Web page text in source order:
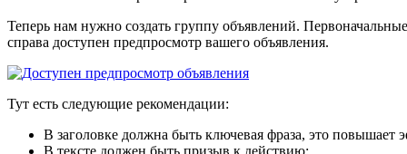
Теперь нам нужно создать группу объявлений.
справа доступен предпросмотр вашего объявления.
Тут есть следующие рекомендации:
В заголовке должна быть ключевая фраза, это повышает